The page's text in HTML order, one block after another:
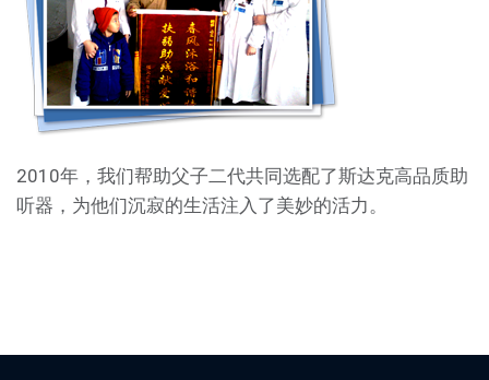
2010年，我们帮助父子二代共同选配了斯达克高品质助
听器，为他们沉寂的生活注入了美妙的活力。